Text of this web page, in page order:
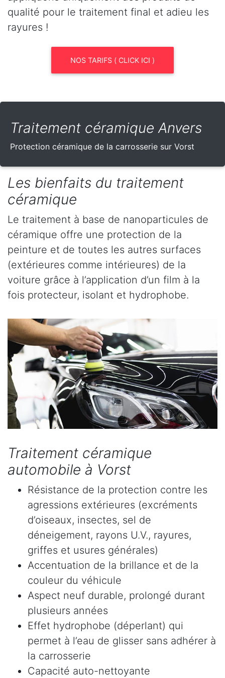
qualité pour le traitement final et adieu les
rayures !
NOS TARIFS ( CLICK ICI )
Traitement céramique Anvers
Protection céramique de la carrosserie sur Vorst
Les bienfaits du traitement
céramique
Le traitement à base de nanoparticules de
céramique offre une protection de la
peinture et de toutes les autres surfaces
(extérieures comme intérieures) de la
voiture grâce à l’application d’un film à la
fois protecteur, isolant et hydrophobe.
Traitement céramique
automobile à Vorst
Résistance de la protection contre les
agressions extérieures (excréments
d’oiseaux, insectes, sel de
déneigement, rayons U.V., rayures,
griffes et usures générales)
Accentuation de la brillance et de la
couleur du véhicule
Aspect neuf durable, prolongé durant
plusieurs années
Effet hydrophobe (déperlant) qui
permet à l’eau de glisser sans adhérer à
la carrosserie
Capacité auto-nettoyante